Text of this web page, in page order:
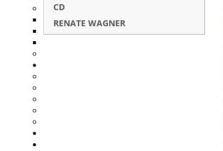
CD
RENATE WAGNER